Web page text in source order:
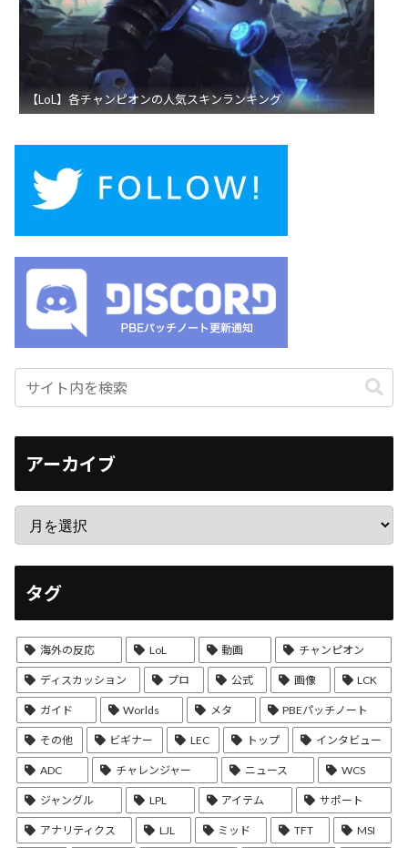
【LoL】各チャンピオンの人気スキンランキング
アーカイブ
タグ
海外の反応 LoL 動画 チャンピオン
ディスカッション プロ 公式 画像 LCK
ガイド Worlds メタ PBEパッチノート
その他 ビギナー LEC トップ インタビュー
ADC チャレンジャー ニュース WCS
ジャングル LPL アイテム サポート
アナリティクス LJL ミッド TFT MSI